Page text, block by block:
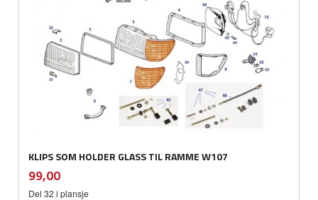
KLIPS SOM HOLDER GLASS TIL RAMME W107
Pris
99,00mva.
Del 32 i plansje